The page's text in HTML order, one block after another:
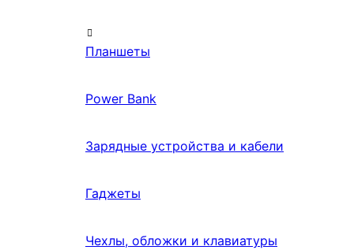
Планшеты
Power Bank
Зарядные устройства и кабели
Гаджеты
Чехлы, обложки и клавиатуры